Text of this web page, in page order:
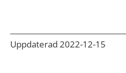
Uppdaterad 2022-12-15